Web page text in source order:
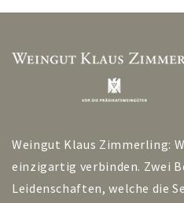
Weingut Klaus Zimmerling:
einzigartig verbinden. Zwei
Leidenschaften, welche die